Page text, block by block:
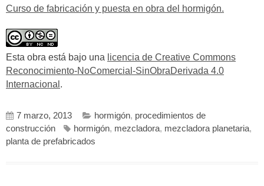
Curso de fabricación y puesta en obra del hormigón.
Esta obra está bajo una licencia de Creative Commons
Reconocimiento-NoComercial-SinObraDerivada 4.0
Internacional .
7 marzo, 2013 hormigón, procedimientos de
construcción
hormigón, mezcladora, mezcladora planetaria,
planta de prefabricados